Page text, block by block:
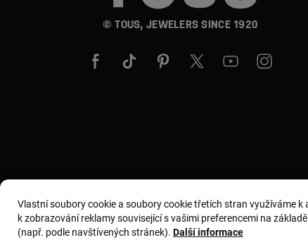
© TOUS, JEWELERS SINCE 1920
Vlastní soubory cookie a soubory cookie třetích stran využíváme
k zobrazování reklamy související s vašimi preferencemi na
(např. podle navštívených stránek). Další informace